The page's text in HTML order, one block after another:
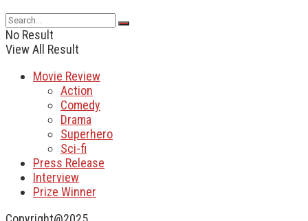
No Result
View All Result
Movie Review
Action
Comedy
Drama
Superhero
Sci-fi
Press Release
Interview
Prize Winner